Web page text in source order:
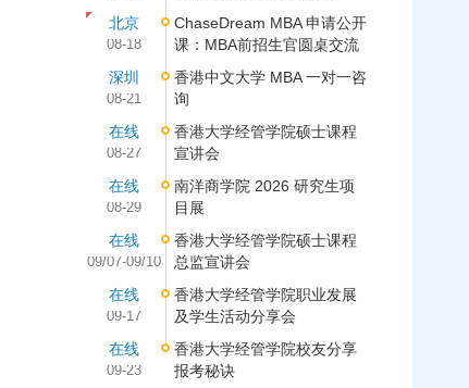
北京
08-18
ChaseDream MBA 申请公开
课：MBA前招生官圆桌交流
深圳
08-21
香港中文大学 MBA 一对一咨
询
在线
08-27
香港大学经管学院硕士课程
宣讲会
在线
08-29
南洋商学院 2026 研究生项
目展
在线
09/07-09/10
香港大学经管学院硕士课程
总监宣讲会
在线
09-17
香港大学经管学院职业发展
及学生活动分享会
在线
09-23
香港大学经管学院校友分享
报考秘诀